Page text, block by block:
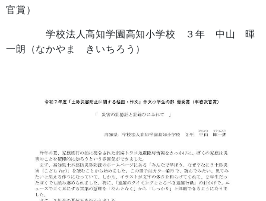
官賞）
学校法人高知学園高知小学校 ３年 中山 暉
一朗（なかやま きいちろう）